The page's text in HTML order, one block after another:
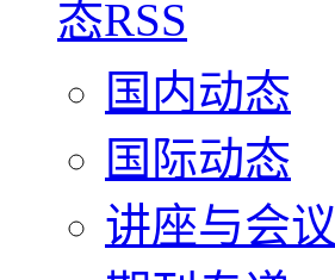
国内动态
国际动态
讲座与会议